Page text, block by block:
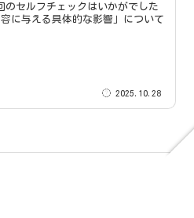
に与える具体的な影響」について
2025.10.28